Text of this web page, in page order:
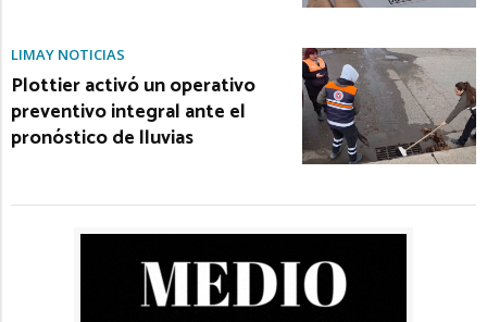
LIMAY NOTICIAS
Plottier activó un operativo
preventivo integral ante el
pronóstico de lluvias